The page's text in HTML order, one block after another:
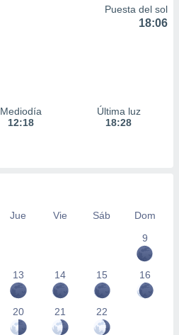
Puesta del sol
18:06
Mediodía
12:18
Última luz
18:28
Jue Vie Sáb
Dom
9
13 14 15 16
20 21 22